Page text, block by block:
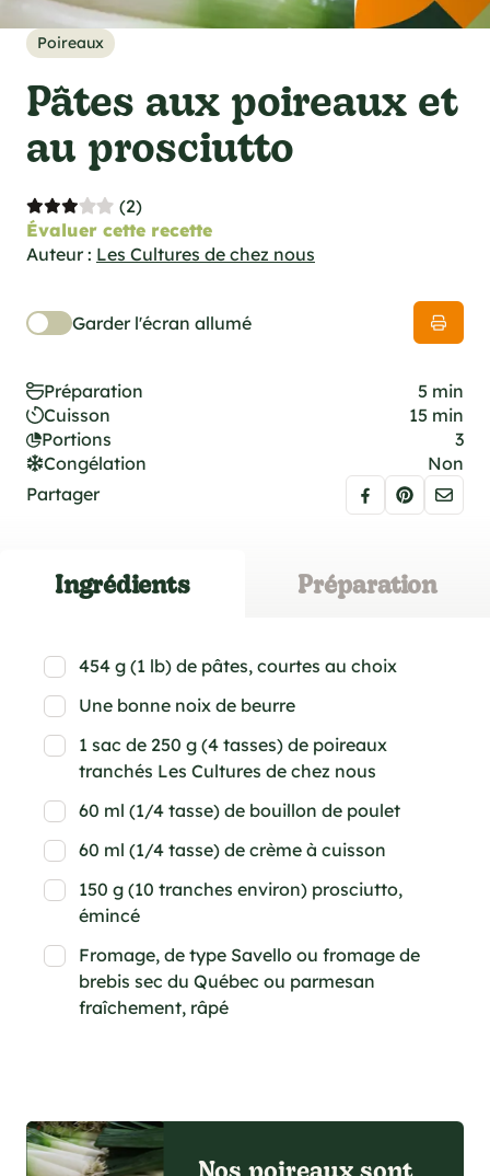
techniques
foodiePoireaux
Pâtes aux poireaux et
au prosciutto
(2)
Évaluer cette recette
Auteur : Les Cultures de chez nous
Garder l'écran allumé
Préparation
5 min
Cuisson
15 min
Portions
3
Congélation
Non
Partager
Ingrédients Préparation
454 g (1 lb) de pâtes, courtes au choix
Une bonne noix de beurre
1 sac de 250 g (4 tasses) de poireaux
tranchés Les Cultures de chez nous
60 ml (1/4 tasse) de bouillon de poulet
60 ml (1/4 tasse) de crème à cuisson
150 g (10 tranches environ) prosciutto,
émincé
Fromage, de type Savello ou fromage de
brebis sec du Québec ou parmesan
fraîchement, râpé
Nos poireaux sont